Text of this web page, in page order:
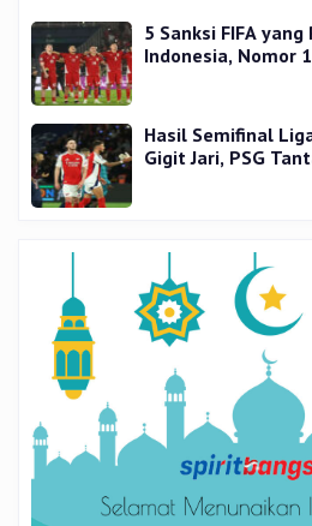
5 Sanksi FIFA
Indonesia, Nomor
Hasil Semifinal
Gigit Jari, PSG